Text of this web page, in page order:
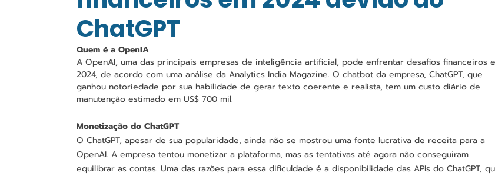
ChatGPT
Quem é a OpenIA
A OpenAI, uma das principais empresas de inteligência artificial, pode enfrentar desafios financeiros
2024, de acordo com uma análise da Analytics India Magazine. O chatbot da empresa, ChatGPT, que
ganhou notoriedade por sua habilidade de gerar texto coerente e realista, tem um custo diário de
manutenção estimado em US$ 700 mil.
Monetização do ChatGPT
O ChatGPT, apesar de sua popularidade, ainda não se mostrou uma fonte lucrativa de receita para a
OpenAI. A empresa tentou monetizar a plataforma, mas as tentativas até agora não conseguiram
equilibrar as contas. Uma das razões para essa dificuldade é a disponibilidade das APIs do ChatGPT,